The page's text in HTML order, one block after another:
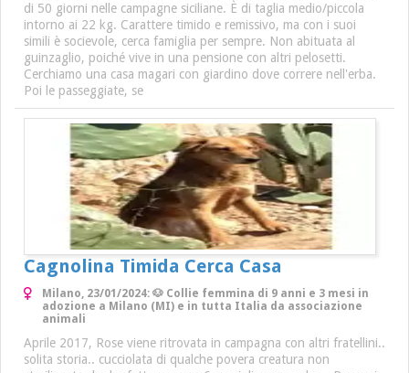
di 50 giorni nelle campagne siciliane. È di taglia medio/piccola
intorno ai 22 kg. Carattere timido e remissivo, ma con i suoi
simili è socievole, cerca famiglia per sempre. Non abituata al
guinzaglio, poiché vive in una pensione con altri pelosetti.
Cerchiamo una casa magari con giardino dove correre nell'erba.
Poi le passeggiate, se
Cagnolina Timida Cerca Casa
Milano, 23/01/2024: 🐶 Collie femmina di 9 anni e 3 mesi in
adozione a Milano (MI) e in tutta Italia da associazione
animali
Aprile 2017, Rose viene ritrovata in campagna con altri fratellini..
solita storia.. cucciolata di qualche povera creatura non